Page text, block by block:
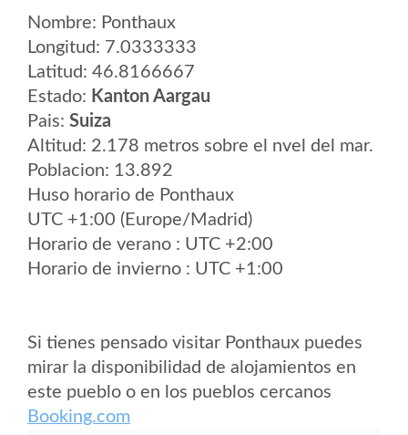
Nombre: Ponthaux
Longitud: 7.0333333
Latitud: 46.8166667
Estado: Kanton Aargau
Pais: Suiza
Altitud: 2.178 metros sobre el nvel del mar.
Poblacion: 13.892
Huso horario de Ponthaux
UTC +1:00 (Europe/Madrid)
Horario de verano : UTC +2:00
Horario de invierno : UTC +1:00
Si tienes pensado visitar Ponthaux puedes
mirar la disponibilidad de alojamientos en
este pueblo o en los pueblos cercanos
Booking.com